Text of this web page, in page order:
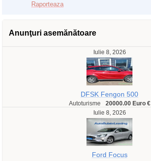
Raporteaza
Anunţuri asemănătoare
Iulie 8, 2026
DFSK Fengon 500
Autoturisme
20000.00 Euro €
Iulie 8, 2026
Ford Focus